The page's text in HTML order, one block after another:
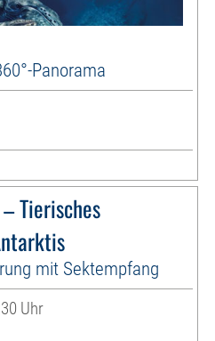
Panorama
Tierisches
mit Sektempfang
Uhr